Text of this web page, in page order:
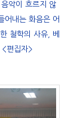
악이 흐르지 않
어내는 화음은 어
철학의 사유, 베
편집자>